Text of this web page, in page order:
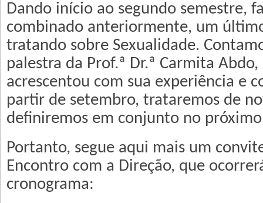
Dando início ao segundo semestre,
combinado anteriormente, um
tratando sobre Sexualidade.
palestra da Prof.ª Dr.ª Carmita
acrescentou com sua experiência e
partir de setembro, trataremos de
definiremos em conjunto no
Portanto, segue aqui mais um
Encontro com a Direção, que
cronograma: